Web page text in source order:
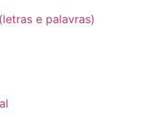
e palavras)